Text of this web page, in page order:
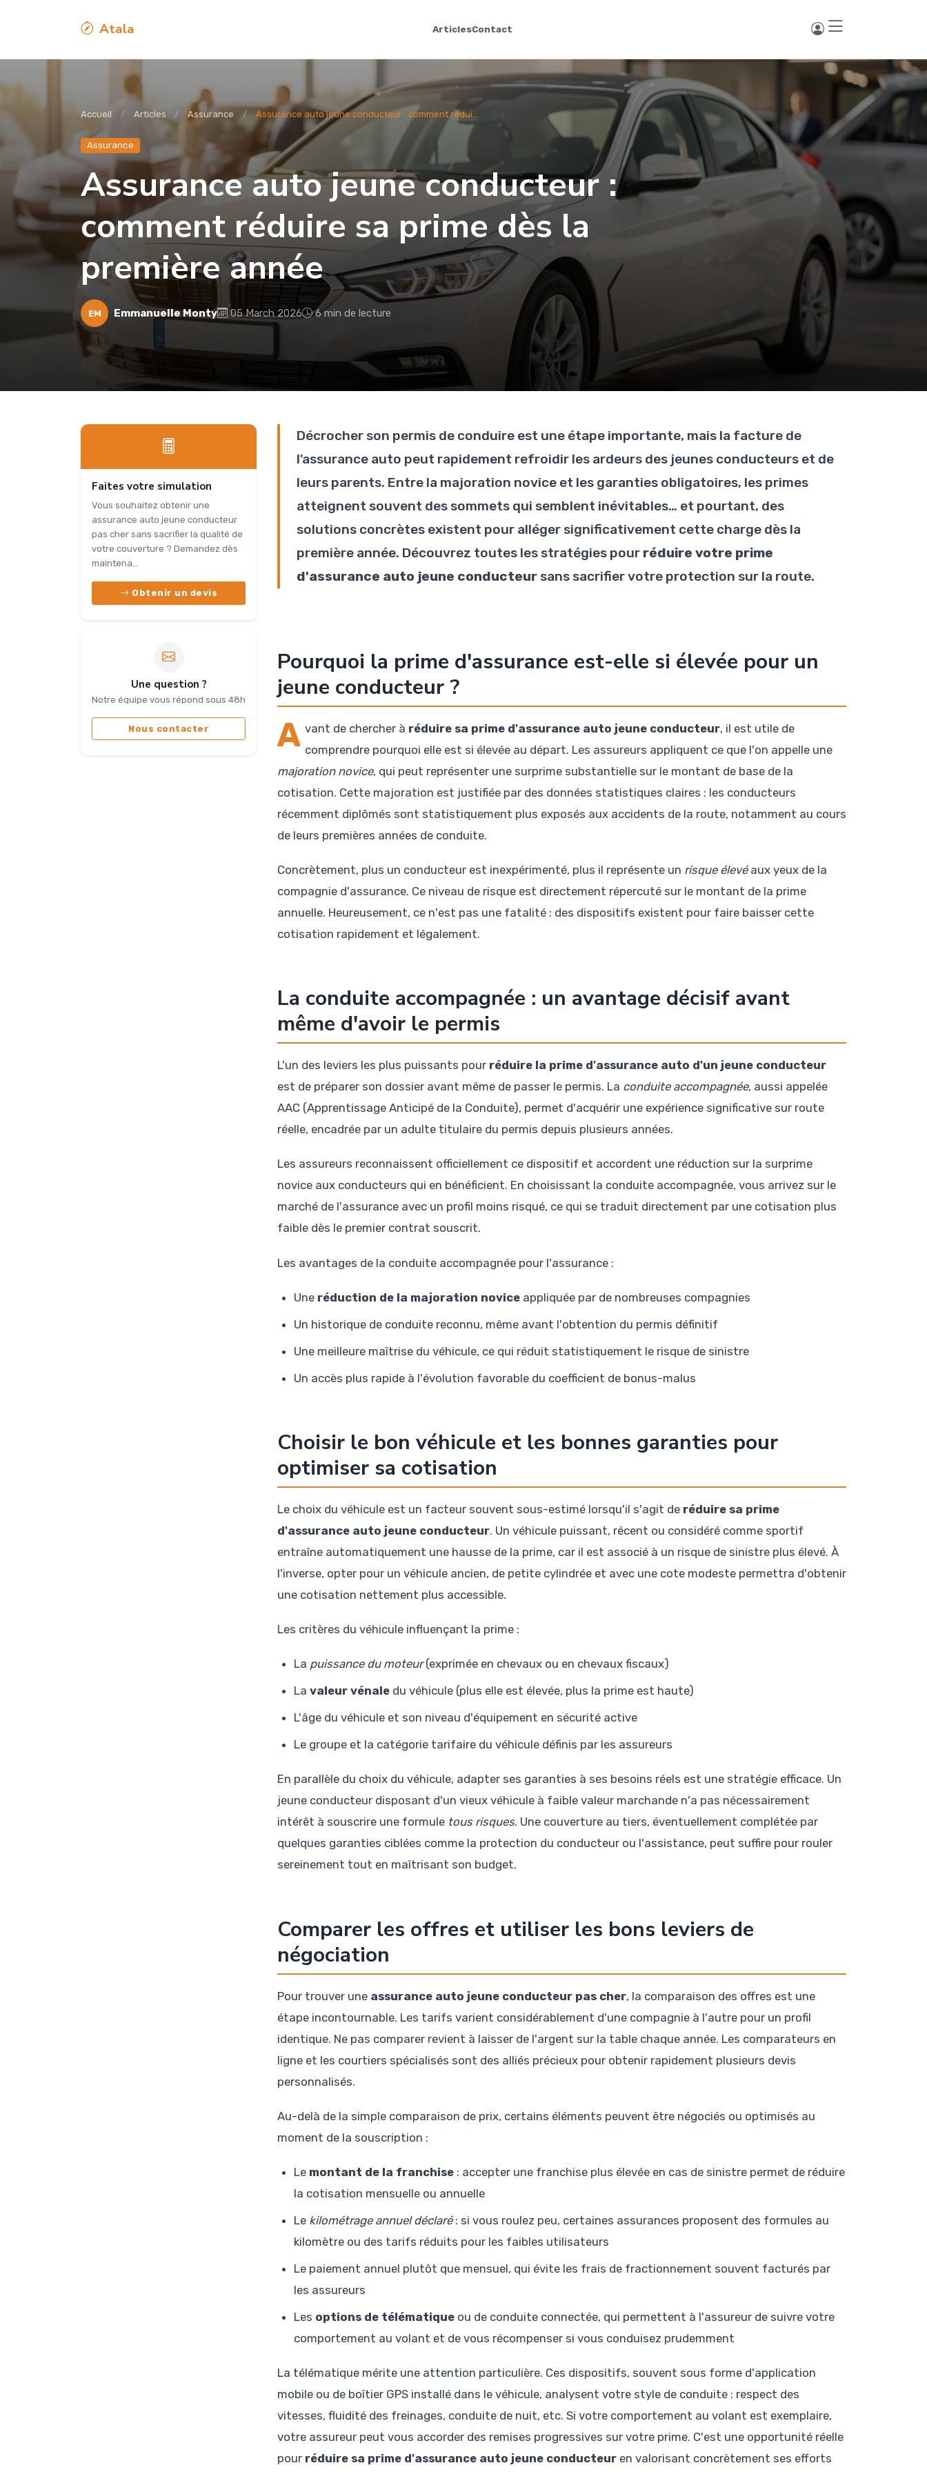
Atala ArticlesContact
Accueil Articles Assurance Assurance auto jeune conducteur : comment rédui...
Assurance
Assurance auto jeune conducteur :
comment réduire sa prime dès la
première année
EM Emmanuelle Monty 05 March 2026 6 min de lecture
Faites votre simulation
Vous souhaitez obtenir une
assurance auto jeune conducteur
pas cher sans sacrifier la qualité de
votre couverture ? Demandez dès
maintena...
Obtenir un devis
Une question ?
Notre équipe vous répond sous 48h
Nous contacter
Décrocher son permis de conduire est une étape importante, mais la facture de
l'assurance auto peut rapidement refroidir les ardeurs des jeunes conducteurs et de
leurs parents. Entre la majoration novice et les garanties obligatoires, les primes
atteignent souvent des sommets qui semblent inévitables… et pourtant, des
solutions concrètes existent pour alléger significativement cette charge dès la
première année. Découvrez toutes les stratégies pour réduire votre prime
d'assurance auto jeune conducteur sans sacrifier votre protection sur la route.
Pourquoi la prime d'assurance est-elle si élevée pour un
jeune conducteur ?
A vant de chercher à réduire sa prime d'assurance auto jeune conducteur, il est utile de
comprendre pourquoi elle est si élevée au départ. Les assureurs appliquent ce que l'on appelle une
majoration novice, qui peut représenter une surprime substantielle sur le montant de base de la
cotisation. Cette majoration est justifiée par des données statistiques claires : les conducteurs
récemment diplômés sont statistiquement plus exposés aux accidents de la route, notamment au cours
de leurs premières années de conduite.
Concrètement, plus un conducteur est inexpérimenté, plus il représente un risque élevéaux yeux de la
compagnie d'assurance. Ce niveau de risque est directement répercuté sur le montant de la prime
annuelle. Heureusement, ce n'est pas une fatalité : des dispositifs existent pour faire baisser cette
cotisation rapidement et légalement.
La conduite accompagnée : un avantage décisif avant
même d'avoir le permis
L'un des leviers les plus puissants pour réduire la prime d'assurance auto d'un jeune conducteur
est de préparer son dossier avant même de passer le permis. La conduite accompagnée, aussi appelée
AAC (Apprentissage Anticipé de la Conduite), permet d'acquérir une expérience significative sur route
réelle, encadrée par un adulte titulaire du permis depuis plusieurs années.
Les assureurs reconnaissent officiellement ce dispositif et accordent une réduction sur la surprime
novice aux conducteurs qui en bénéficient. En choisissant la conduite accompagnée, vous arrivez sur le
marché de l'assurance avec un profil moins risqué, ce qui se traduit directement par une cotisation plus
faible dès le premier contrat souscrit.
Les avantages de la conduite accompagnée pour l'assurance :
Une réduction de la majoration novice appliquée par de nombreuses compagnies
Un historique de conduite reconnu, même avant l'obtention du permis définitif
Une meilleure maîtrise du véhicule, ce qui réduit statistiquement le risque de sinistre
Un accès plus rapide à l'évolution favorable du coefficient de bonus-malus
Choisir le bon véhicule et les bonnes garanties pour
optimiser sa cotisation
Le choix du véhicule est un facteur souvent sous-estimé lorsqu'il s'agit de réduire sa prime
d'assurance auto jeune conducteur. Un véhicule puissant, récent ou considéré comme sportif
entraîne automatiquement une hausse de la prime, car il est associé à un risque de sinistre plus élevé. À
l'inverse, opter pour un véhicule ancien, de petite cylindrée et avec une cote modeste permettra d'obtenir
une cotisation nettement plus accessible.
Les critères du véhicule influençant la prime :
La puissance du moteur(exprimée en chevaux ou en chevaux fiscaux)
La valeur vénale du véhicule (plus elle est élevée, plus la prime est haute)
L'âge du véhicule et son niveau d'équipement en sécurité active
Le groupe et la catégorie tarifaire du véhicule définis par les assureurs
En parallèle du choix du véhicule, adapter ses garanties à ses besoins réels est une stratégie efficace. Un
jeune conducteur disposant d'un vieux véhicule à faible valeur marchande n'a pas nécessairement
intérêt à souscrire une formule tous risques. Une couverture au tiers, éventuellement complétée par
quelques garanties ciblées comme la protection du conducteur ou l'assistance, peut suffire pour rouler
sereinement tout en maîtrisant son budget.
Comparer les offres et utiliser les bons leviers de
négociation
Pour trouver une assurance auto jeune conducteur pas cher, la comparaison des offres est une
étape incontournable. Les tarifs varient considérablement d'une compagnie à l'autre pour un profil
identique. Ne pas comparer revient à laisser de l'argent sur la table chaque année. Les comparateurs en
ligne et les courtiers spécialisés sont des alliés précieux pour obtenir rapidement plusieurs devis
personnalisés.
Au-delà de la simple comparaison de prix, certains éléments peuvent être négociés ou optimisés au
moment de la souscription :
Le montant de la franchise : accepter une franchise plus élevée en cas de sinistre permet de réduire
la cotisation mensuelle ou annuelle
Le kilométrage annuel déclaré: si vous roulez peu, certaines assurances proposent des formules au
kilomètre ou des tarifs réduits pour les faibles utilisateurs
Le paiement annuel plutôt que mensuel, qui évite les frais de fractionnement souvent facturés par
les assureurs
Les options de télématique ou de conduite connectée, qui permettent à l'assureur de suivre votre
comportement au volant et de vous récompenser si vous conduisez prudemment
La télématique mérite une attention particulière. Ces dispositifs, souvent sous forme d'application
mobile ou de boîtier GPS installé dans le véhicule, analysent votre style de conduite : respect des
vitesses, fluidité des freinages, conduite de nuit, etc. Si votre comportement au volant est exemplaire,
votre assureur peut vous accorder des remises progressives sur votre prime. C'est une opportunité réelle
pour réduire sa prime d'assurance auto jeune conducteur en valorisant concrètement ses efforts